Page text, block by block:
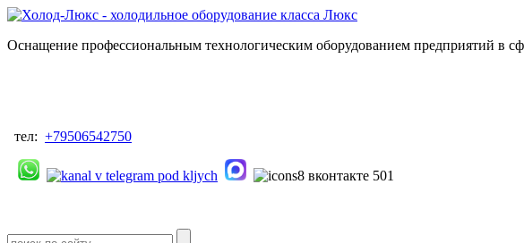
Оснащение профессиональным технологическим оборудованием предприятий в
тел: +79506542750